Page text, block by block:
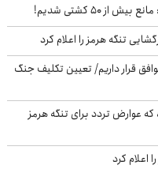
۵۰ کشتی شدیم!
تنگه هرمز را اعلام کرد
قرار داریم/ تعیین تکلیف جنگ
عوارض تردد برای تنگه هرمز
اعلام کرد